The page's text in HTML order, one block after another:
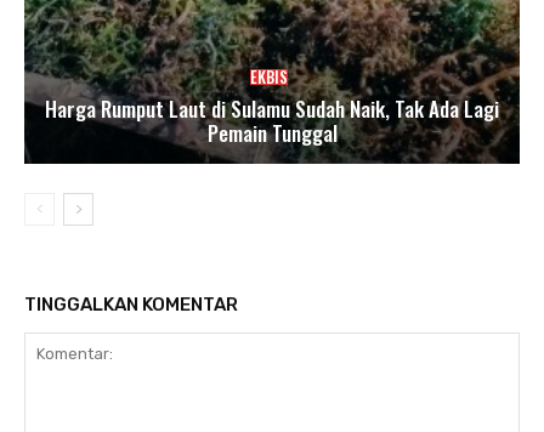
EKBIS
Harga Rumput Laut di Sulamu Sudah Naik, Tak Ada Lagi
Pemain Tunggal
TINGGALKAN KOMENTAR